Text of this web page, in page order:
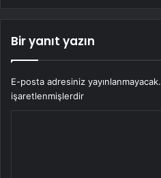
Bir yanıt yazın
E-posta adresiniz yayınlanmayacak.
işaretlenmişlerdir